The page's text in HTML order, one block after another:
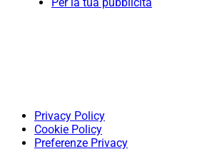
Per la tua pubblicità
Privacy Policy
Cookie Policy
Preferenze Privacy